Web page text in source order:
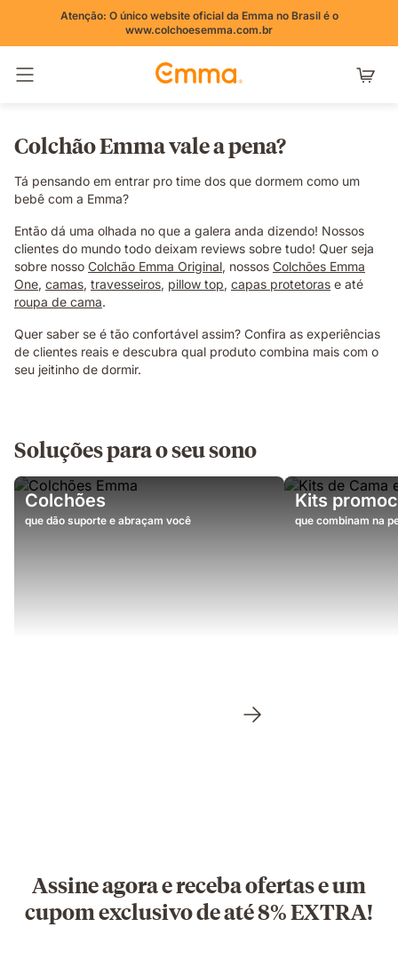
Atenção: O único website oficial da Emma no Brasil é o
www.colchoesemma.com.br
Colchão Emma vale a pena?
Tá pensando em entrar pro time dos que dormem como um
bebê com a Emma?
Então dá uma olhada no que a galera anda dizendo! Nossos
clientes do mundo todo deixam reviews sobre tudo! Quer seja
sobre nosso Colchão Emma Original, nossos Colchões Emma
One, camas, travesseiros, pillow top, capas protetoras e até
roupa de cama.
Quer saber se é tão confortável assim? Confira as experiências
de clientes reais e descubra qual produto combina mais com o
seu jeitinho de dormir.
Soluções para o seu sono
Colchões
que dão suporte e abraçam você
Kits
que combinam na
Assine agora e receba ofertas e um
cupom exclusivo de até 8% EXTRA!